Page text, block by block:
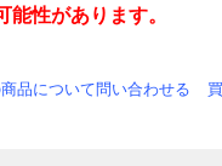
性があります。
品について問い合わせる